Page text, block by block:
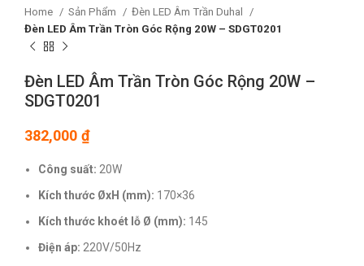
Home Sản Phẩm
Đèn LED Âm Trần Duhal
Đèn LED Âm Trần Tròn Góc Rộng 20W – SDGT0201
Đèn LED Âm Trần Tròn Góc Rộng 20W –
SDGT0201
382,000 ₫
Công suất: 20W
Kích thước ØxH (mm): 170×36
Kích thước khoét lỗ Ø (mm): 145
Điện áp: 220V/50Hz